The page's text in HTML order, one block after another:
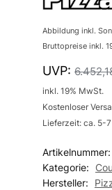
Abbildung inkl.
Bruttopreise inkl.
UVP:
inkl. 19% MwSt.
Kostenloser
Lieferzeit: ca. 5-7
Artikelnummer:
Kategorie:
Hersteller: